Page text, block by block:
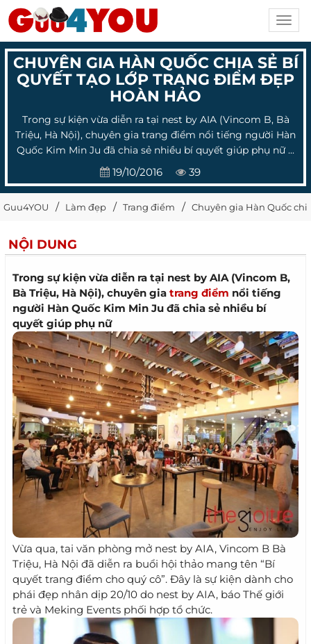
CHUYÊN GIA HÀN QUỐC CHIA SẺ BÍ
QUYẾT TẠO LỚP TRANG ĐIỂM ĐẸP
HOÀN HẢO
Trong sự kiện vừa diễn ra tại nest by AIA (Vincom B, Bà
Triệu, Hà Nội), chuyên gia trang điểm nổi tiếng người Hàn
Quốc Kim Min Ju đã chia sẻ nhiều bí quyết giúp phụ nữ ...
19/10/2016 39
Guu4YOU Làm đẹp Trang điểm Chuyên gia Hàn Quốc
NỘI DUNG
Trong sự kiện vừa diễn ra tại nest by AIA (Vincom B,
Bà Triệu, Hà Nội), chuyên gia trang điểm nổi tiếng
người Hàn Quốc Kim Min Ju đã chia sẻ nhiều bí
quyết giúp phụ nữ
Vừa qua, tai văn phòng mở nest by AIA, Vincom B Bà
Triệu, Hà Nội đã diễn ra buổi hội thảo mang tên “Bí
quyết trang điểm cho quý cô”. Đây là sự kiện dành cho
phái đẹp nhân dịp 20/10 do nest by AIA, báo Thế giới
trẻ và Meking Events phối hợp tổ chức.